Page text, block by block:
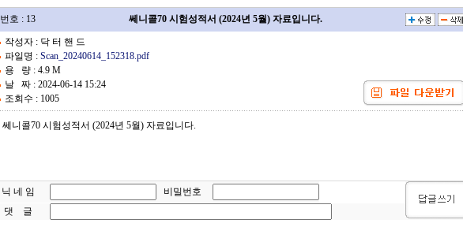
번호 : 13 쎄니콜70 시험성적서 (2024년 5월) 자료입니다.
작성자 : 닥 터 핸 드
파일명 : Scan_20240614_152318.pdf
용 량 : 4.9 M
날 짜 : 2024-06-14 15:24
조회수 : 1005
쎄니콜70 시험성적서 (2024년 5월) 자료입니다.
닉 네 임
비밀번호
댓 글